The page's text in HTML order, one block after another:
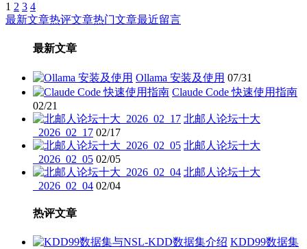
文
1 2 3 4
最新文章热评文章热门文章最近留言
最新文章
Ollama 安装及使用 07/31
Claude Code 快速使用指南
02/21
北邮人论坛十大
_2026_02_17 02/17
北邮人论坛十大
_2026_02_05 02/05
北邮人论坛十大
_2026_02_04 02/04
热评文章
KDD99数据集